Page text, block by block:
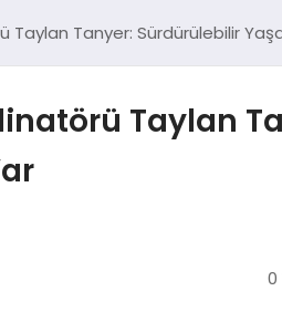
Taylan Tanyer: Sürdürülebilir
Taylan
0